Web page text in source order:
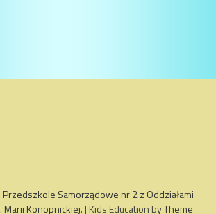
Przedszkole Samorządowe nr 2 z Oddziałami
Marii Konopnickiej. | Kids Education byTheme